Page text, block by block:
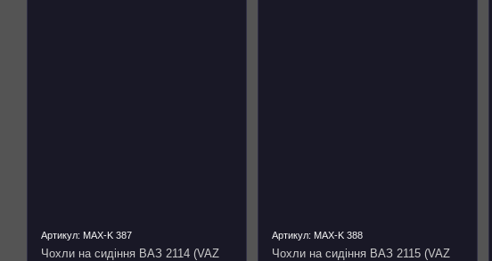
Артикул: MAX-K 387
Чохли на сидіння ВАЗ 2114 (VAZ
Артикул: MAX-K 388
Чохли на сидіння ВАЗ 2115 (VAZ